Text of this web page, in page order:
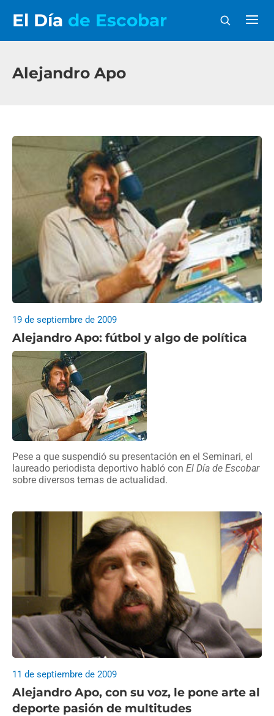
El Día de Escobar
Alejandro Apo
Alejandro Apo: fútbol y algo de política
19 de septiembre de 2009
Pese a que suspendió su presentación en el Seminari, el
laureado periodista deportivo habló con El Día de Escobar
sobre diversos temas de actualidad.
Alejandro Apo, con su voz, le pone arte al
deporte pasión de multitudes
11 de septiembre de 2009